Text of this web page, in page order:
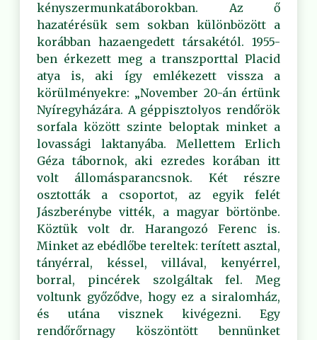
kényszermunkatáborokban. Az ő
hazatérésük sem sokban különbözött a
korábban hazaengedett társakétól. 1955-
ben érkezett meg a transzporttal Placid
atya is, aki így emlékezett vissza a
körülményekre: „November 20-án értünk
Nyíregyházára. A géppisztolyos rendőrök
sorfala között szinte beloptak minket a
lovassági laktanyába. Mellettem Erlich
Géza tábornok, aki ezredes korában itt
volt állomásparancsnok. Két részre
osztották a csoportot, az egyik felét
Jászberénybe vitték, a magyar börtönbe.
Köztük volt dr. Harangozó Ferenc is.
Minket az ebédlőbe tereltek: terített asztal,
tányérral, késsel, villával, kenyérrel,
borral, pincérek szolgáltak fel. Meg
voltunk győződve, hogy ez a siralomház,
és utána visznek kivégezni. Egy
rendőrőrnagy köszöntött bennünket